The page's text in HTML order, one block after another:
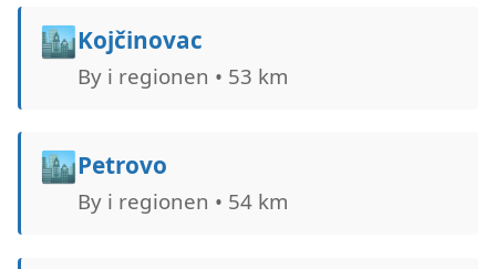
🏙️Kojčinovac
By i regionen • 53 km
🏙️Petrovo
By i regionen • 54 km